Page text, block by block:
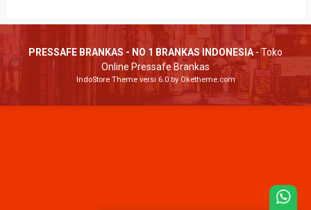
PRESSAFE BRANKAS - NO 1 BRANKAS INDONESIA- Toko
Online Pressafe Brankas
IndoStore Themeversi 6.0 by Oketheme.com